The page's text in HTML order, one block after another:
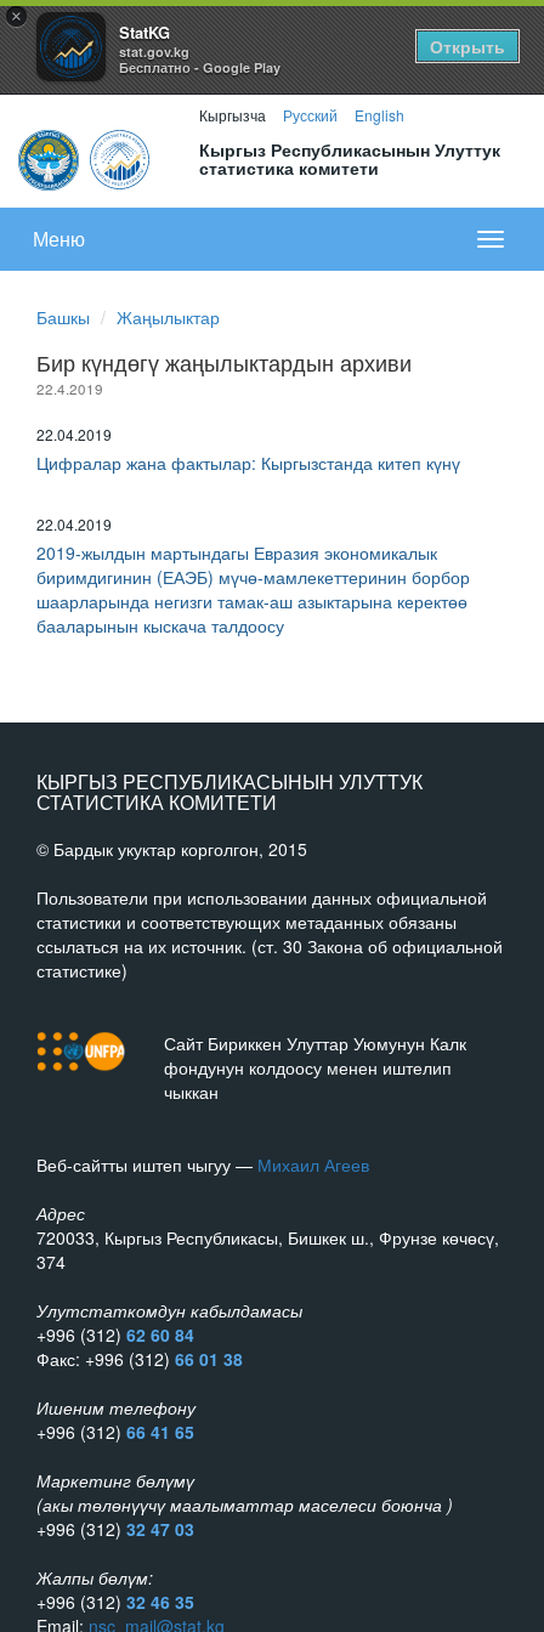
×
StatKG
stat.gov.kg
Бесплатно - Google Play
Открыть
Кыргызча Русский English
Кыргыз Республикасынын Улуттук
статистика комитети
меню
Меню
Башкы Жаңылыктар
Бир күндөгү жаңылыктардын архиви
22.4.2019
22.04.2019
Цифралар жана фактылар: Кыргызстанда китеп күнү
22.04.2019
2019-жылдын мартындагы Евразия экономикалык
биримдигинин (ЕАЭБ) мүчө-мамлекеттеринин борбор
шаарларында негизги тамак-аш азыктарына керектөө
бааларынын кыскача талдоосу
КЫРГЫЗ РЕСПУБЛИКАСЫНЫН УЛУТТУК
СТАТИСТИКА КОМИТЕТИ
© Бардык укуктар корголгон, 2015
Пользователи при использовании данных официальной
статистики и соответствующих метаданных обязаны
ссылаться на их источник. (ст. 30 Закона об официальной
статистике)
Сайт Бириккен Улуттар Уюмунун Калк
фондунун колдоосу менен иштелип
чыккан
Веб-сайтты иштеп чыгуу — Михаил Агеев
Адрес
720033, Кыргыз Республикасы, Бишкек ш., Фрунзе көчөсү,
374
Улутстаткомдун кабылдамасы
+996 (312) 62 60 84
Факс: +996 (312) 66 01 38
Ишеним телефону
+996 (312) 66 41 65
Маркетинг бөлүмү
(акы төлөнүүчү маалыматтар маселеси боюнча )
+996 (312) 32 47 03
Жалпы бөлүм:
+996 (312) 32 46 35
Email: nsc_mail@stat.kg